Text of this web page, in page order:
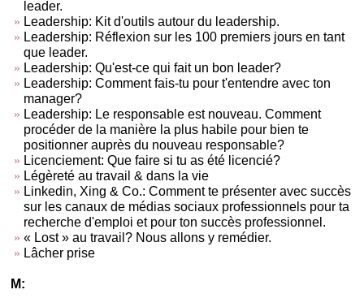
leader.
Leadership: Kit d'outils autour du leadership.
Leadership: Réflexion sur les 100 premiers jours en tant
que leader.
Leadership: Qu'est-ce qui fait un bon leader?
Leadership: Comment fais-tu pour t'entendre avec ton
manager?
Leadership: Le responsable est nouveau. Comment
procéder de la manière la plus habile pour bien te
positionner auprès du nouveau responsable?
Licenciement: Que faire si tu as été licencié?
Légèreté au travail & dans la vie
Linkedin, Xing & Co.: Comment te présenter avec succès
sur les canaux de médias sociaux professionnels pour ta
recherche d'emploi et pour ton succès professionnel.
« Lost » au travail? Nous allons y remédier.
Lâcher prise
M: